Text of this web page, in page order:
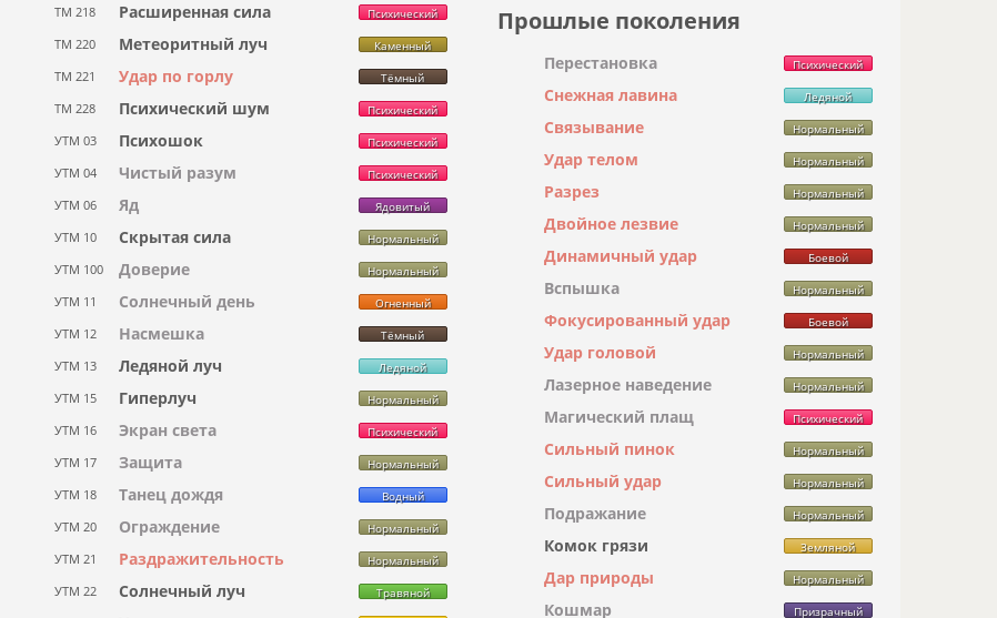
ТМ 218 Расширенная сила Психический
ТМ 220 Метеоритный луч Каменный
ТМ 221 Удар по горлу Тёмный
ТМ 228 Психический шум Психический
УТМ 03 Психошок Психический
УТМ 04 Чистый разум Психический
УТМ 06 Яд Ядовитый
УТМ 10 Скрытая сила Нормальный
УТМ 100 Доверие Нормальный
УТМ 11 Солнечный день Огненный
УТМ 12 Насмешка Тёмный
УТМ 13 Ледяной луч Ледяной
УТМ 15 Гиперлуч Нормальный
УТМ 16 Экран света Психический
УТМ 17 Защита Нормальный
УТМ 18 Танец дождя Водный
УТМ 20 Ограждение Нормальный
УТМ 21 Раздражительность Нормальный
УТМ 22 Солнечный луч Травяной
Прошлые поколения
Перестановка Психический
Снежная лавина Ледяной
Связывание Нормальный
Удар телом Нормальный
Разрез Нормальный
Двойное лезвие Нормальный
Динамичный удар Боевой
Вспышка Нормальный
Фокусированный удар Боевой
Удар головой Нормальный
Лазерное наведение Нормальный
Магический плащ Психический
Сильный пинок Нормальный
Сильный удар Нормальный
Подражание Нормальный
Комок грязи Земляной
Дар природы Нормальный
Кошмар Призрачный